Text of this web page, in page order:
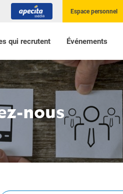
qui recrutent Événements
Espace personnel
nous